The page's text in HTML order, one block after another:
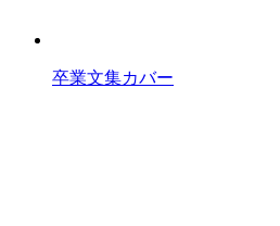
卒業文集カバー